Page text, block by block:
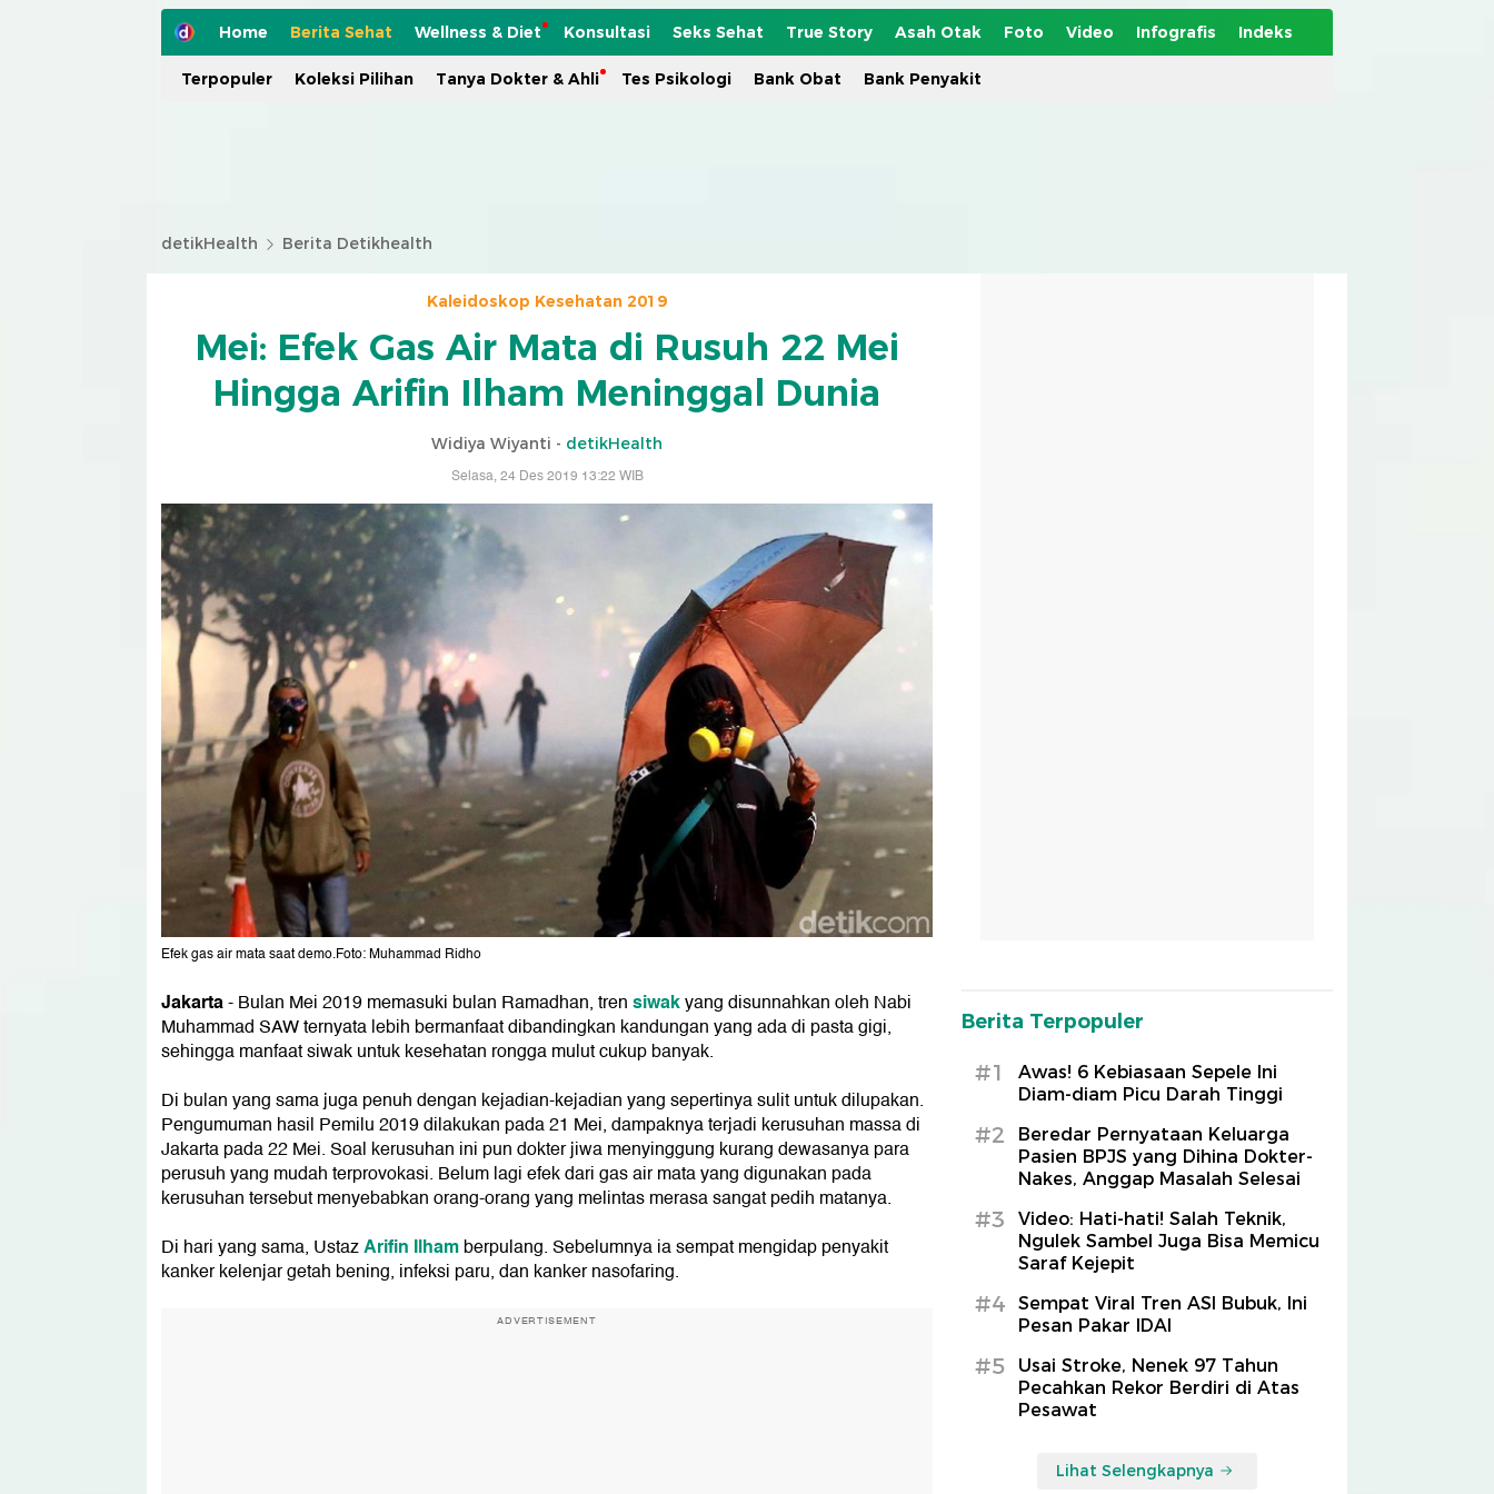
Home Berita Sehat Wellness & Diet Konsultasi Seks Sehat True Story Asah Otak Foto Video Infografis Indeks
Terpopuler Koleksi Pilihan Tanya Dokter & Ahli Tes Psikologi Bank Obat Bank Penyakit
detikHealth Berita Detikhealth
Kaleidoskop Kesehatan 2019
Mei: Efek Gas Air Mata di Rusuh 22 Mei
Hingga Arifin Ilham Meninggal Dunia
Widiya Wiyanti - detikHealth
Selasa, 24 Des 2019 13:22 WIB
Efek gas air mata saat demo.Foto: Muhammad Ridho
Jakarta- Bulan Mei 2019 memasuki bulan Ramadhan, trensiwakyang disunnahkan oleh Nabi
Muhammad SAW ternyata lebih bermanfaat dibandingkan kandungan yang ada di pasta gigi,
sehingga manfaat siwak untuk kesehatan rongga mulut cukup banyak.
Di bulan yang sama juga penuh dengan kejadian-kejadian yang sepertinya sulit untuk dilupakan.
Pengumuman hasil Pemilu 2019 dilakukan pada 21 Mei, dampaknya terjadi kerusuhan massa di
Jakarta pada 22 Mei. Soal kerusuhan ini pun dokter jiwa menyinggung kurang dewasanya para
perusuh yang mudah terprovokasi. Belum lagi efek dari gas air mata yang digunakan pada
kerusuhan tersebut menyebabkan orang-orang yang melintas merasa sangat pedih matanya.
Di hari yang sama, UstazArifin Ilhamberpulang. Sebelumnya ia sempat mengidap penyakit
kanker kelenjar getah bening, infeksi paru, dan kanker nasofaring.
ADVERTISEMENT
Berita Terpopuler
#1
Awas! 6 Kebiasaan Sepele Ini
Diam-diam Picu Darah Tinggi
#2
Beredar Pernyataan Keluarga
Pasien BPJS yang Dihina Dokter-
Nakes, Anggap Masalah Selesai
#3
Video: Hati-hati! Salah Teknik,
Ngulek Sambel Juga Bisa Memicu
Saraf Kejepit
#4
Sempat Viral Tren ASI Bubuk, Ini
Pesan Pakar IDAI
#5
Usai Stroke, Nenek 97 Tahun
Pecahkan Rekor Berdiri di Atas
Pesawat
Lihat Selengkapnya